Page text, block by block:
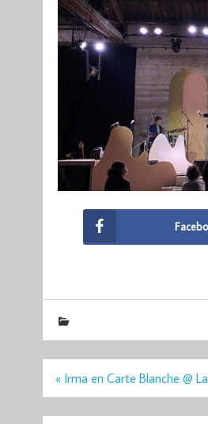
Navigation
« Irma en Carte Blanche @